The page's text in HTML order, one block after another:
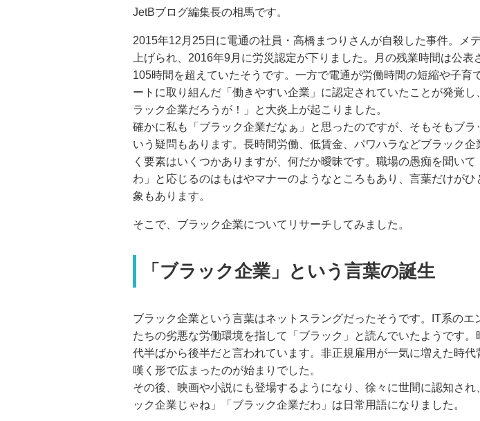
JetBブログ編集長の相馬です。
2015年12月25日に電通の社員・高橋まつりさんが自殺した事件。メ
上げられ、2016年9月に労災認定が下りました。月の残業時間は公表
105時間を超えていたそうです。一方で電通が労働時間の短縮や子育
ートに取り組んだ「働きやすい企業」に認定されていたことが発覚
ラック企業だろうが！」と大炎上が起こりました。
確かに私も「ブラック企業だなぁ」と思ったのですが、そもそもブラ
いう疑問もあります。長時間労働、低賃金、パワハラなどブラック企
く要素はいくつかありますが、何だか曖昧です。職場の愚痴を聞い
わ」と応じるのはもはやマナーのようなところもあり、言葉だけがひ
象もあります。
そこで、ブラック企業についてリサーチしてみました。
「ブラック企業」という言葉の誕生
ブラック企業という言葉はネットスラングだったそうです。IT系のエ
たちの劣悪な労働環境を指して「ブラック」と読んでいたようです
代半ばから後半だと言われています。非正規雇用が一気に増えた時代
嘆く形で広まったのが始まりでした。
その後、映画や小説にも登場するようになり、徐々に世間に認知され
ック企業じゃね」「ブラック企業だわ」は日常用語になりました。